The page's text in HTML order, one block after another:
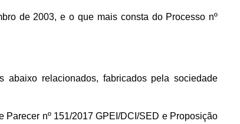
de 2003, e o que mais consta do Processo nº
abaixo relacionados, fabricados pela sociedade
Parecer nº 151/2017 GPEI/DCI/SED e Proposição